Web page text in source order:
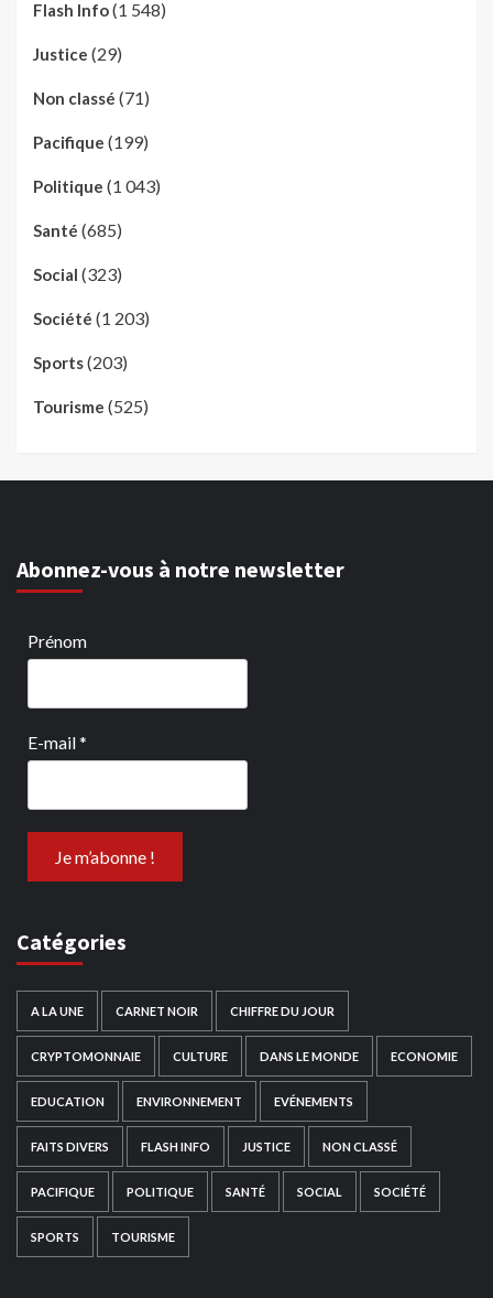
Flash Info(1 548)
Justice (29)
Non classé (71)
Pacifique (199)
Politique (1 043)
Santé (685)
Social (323)
Société (1 203)
Sports(203)
Tourisme (525)
Abonnez-vous à notre newsletter
Prénom
E-mail*
Catégories
A LA UNE CARNET NOIR CHIFFRE DU JOUR
CRYPTOMONNAIE CULTURE DANS LE MONDE ECONOMIE
EDUCATION ENVIRONNEMENT EVÉNEMENTS
FAITS DIVERS FLASH INFO JUSTICE NON CLASSÉ
PACIFIQUE POLITIQUE SANTÉ SOCIAL SOCIÉTÉ
SPORTS TOURISME